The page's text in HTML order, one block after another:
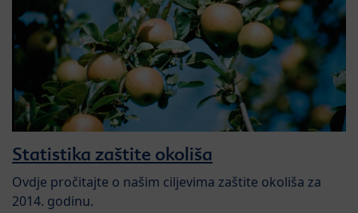
Statistika zaštite okoliša
Ovdje pročitajte o našim ciljevima zaštite okoliša za
2014. godinu.